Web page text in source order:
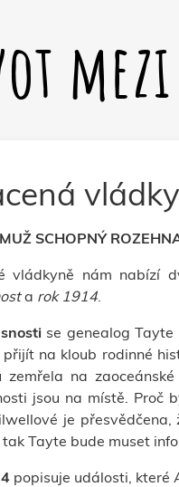
SCHOPNÝ
vládkyně nám nabízí
a rok 1914.
se genealog Tayte
přijít na kloub rodinné
zemřela na
jsou na místě. Proč
je
Tayte bude muset
popisuje události, které